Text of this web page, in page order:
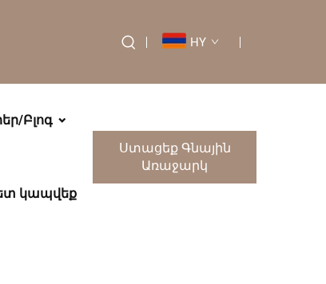
HY
Բլոգ
կապվեք
Ստացեք Գնային
Առաջարկ